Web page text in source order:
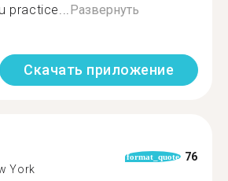
practice...Развернуть
Скачать приложение
York
format_quote 76